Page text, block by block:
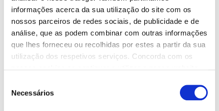
informações acerca da sua utilização do site com os
nossos parceiros de redes sociais, de publicidade e de
análise, que as podem combinar com outras informações
que lhes forneceu ou recolhidas por estes a partir da sua
utilização dos respetivos serviços. Concorda com os
Necessários